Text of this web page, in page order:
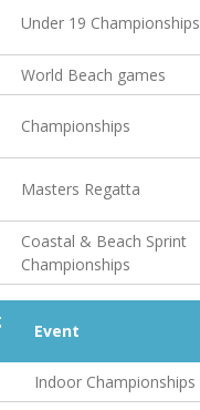
Under 19 Championships
World Beach games
Championships
Masters Regatta
Coastal & Beach Sprint
Championships
Event
Indoor Championships